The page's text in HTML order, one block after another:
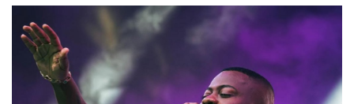
PROMOÇÕES